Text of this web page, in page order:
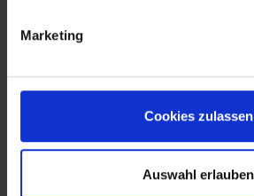
Marketing
Cookies zulassen
Auswahl erlauben
Konferenz von Casablanca